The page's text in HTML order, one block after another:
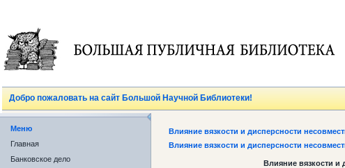
Добро пожаловать на сайт Большой Научной Библиотеки!
Меню
Главная
Банковское дело
Влияние вязкости и дисперсности
Влияние вязкости и дисперсности
Влияние вязкости и